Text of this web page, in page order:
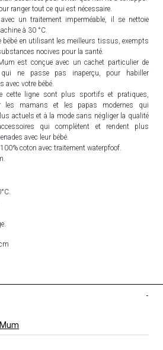
ranger tout ce qui est nécessaire.
un traitement imperméable, il se nettoie
à 30 °C.
bébé en utilisant les meilleurs tissus, exempts
nocives pour la santé.
est conçue avec un cachet particulier de
ne passe pas inaperçu, pour habiller
avec votre bébé.
cette ligne sont plus sportifs et pratiques,
les mamans et les papas modernes qui
actuels et à la mode sans négliger la qualité
qui complètent et rendent plus
avec leur bébé.
coton avec traitement waterpfoof.
-